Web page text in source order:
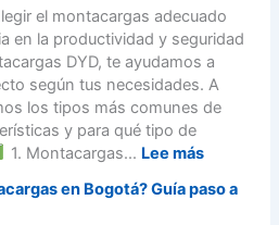
c
a
r
g
a
s
e
n
e
f
i
e
el montacargas adecuado
en la productividad y seguridad
DYD, te ayudamos a
según tus necesidades. A
los tipos más comunes de
y para qué tipo de
1. Montacargas... Lee más:
i
en Bogotá? Guía paso a